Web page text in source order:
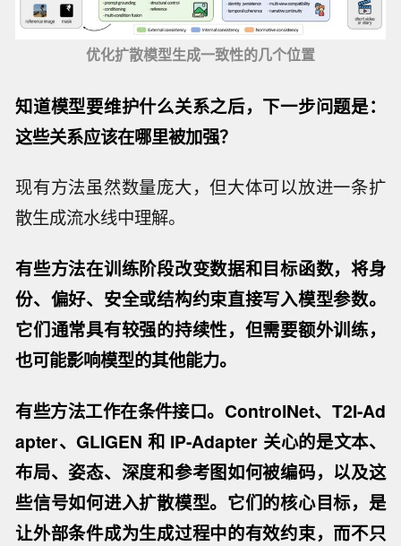
优化扩散模型生成一致性的几个位置
知道模型要维护什么关系之后，下一步问题是：
这些关系应该在哪里被加强？
现有方法虽然数量庞大，但大体可以放进一条扩
散生成流水线中理解。
有些方法在训练阶段改变数据和目标函数，将身
份、偏好、安全或结构约束直接写入模型参数。
它们通常具有较强的持续性，但需要额外训练，
也可能影响模型的其他能力。
有些方法工作在条件接口。ControlNet、T2I-Ad
apter、GLIGEN 和 IP-Adapter 关心的是文本、
布局、姿态、深度和参考图如何被编码，以及这
些信号如何进入扩散模型。它们的核心目标，是
让外部条件成为生成过程中的有效约束，而不只